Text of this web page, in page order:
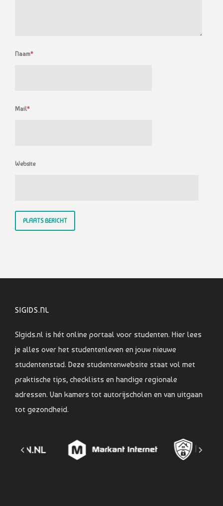
Naam*
Mail*
Website
SIGIDS.NL
SIgids.nl is hét online portaal voor studenten. Hier lees
je alles over het studentenleven en jouw nieuwe
studentenstad. Deze studentenwebsite staat vol met
praktische tips, checklists en handige regionale
adressen. Van kamers tot autorijscholen en van uitgaan
tot gezondheid.